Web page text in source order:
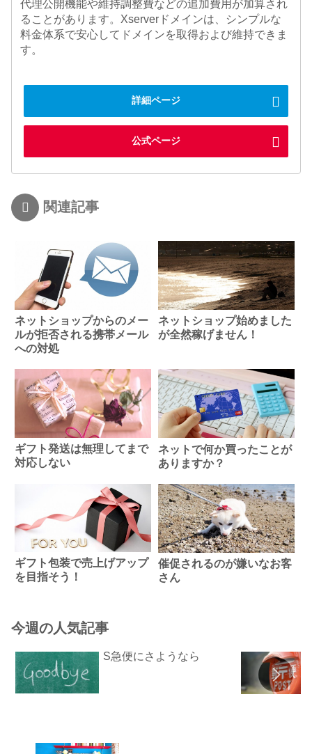
代理公開機能や維持調整費などの追加費用が加算され
ることがあります。Xserverドメインは、シンプルな
料金体系で安心してドメインを取得および維持できま
す。
詳細ページ
公式ページ
関連記事
ネットショップからのメー
ルが拒否される携帯メール
への対処
ネットショップ始めました
が全然稼げません！
ギフト発送は無理してまで
対応しない
ネットで何か買ったことが
ありますか？
ギフト包装で売上げアップ
を目指そう！
催促されるのが嫌いなお客
さん
今週の人気記事
S急便にさようなら